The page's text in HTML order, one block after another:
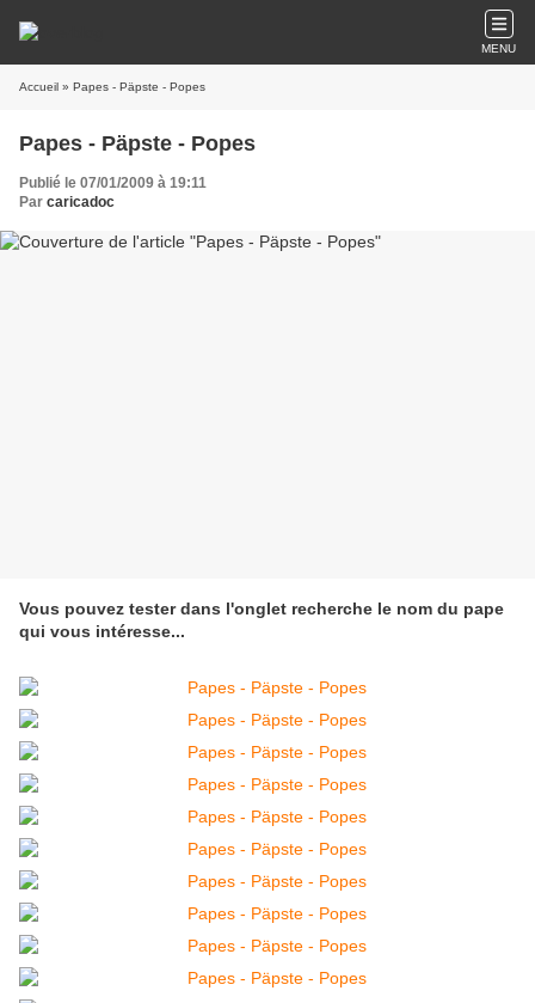
MENU
Accueil » Papes - Päpste - Popes
Papes - Päpste - Popes
Publié le 07/01/2009 à 19:11
Par caricadoc
Vous pouvez tester dans l'onglet recherche le nom du pape
qui vous intéresse...